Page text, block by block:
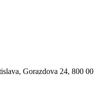
Gorazdova 24, 800 00